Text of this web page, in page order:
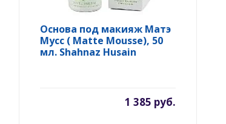
Основа под макияж Матэ
Мусс ( Matte Mousse), 50
мл. Shahnaz Husain
1 385 руб.